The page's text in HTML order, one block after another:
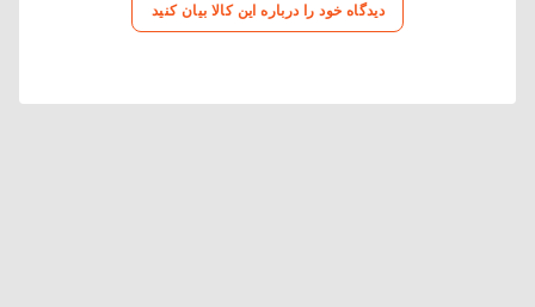
دیدگاه خود را درباره این کالا بیان کنید